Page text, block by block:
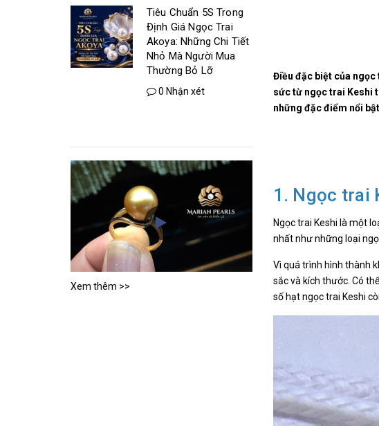
Điều đặc biệt của ngọc
sức từ ngọc trai Keshi
những đặc điểm nổi
1. Ngọc trai
Ngọc trai Keshi là một
nhất như những loại
Vì quá trình hình thành
sắc và kích thước. Có
số hạt ngọc trai Keshi
Tiêu Chuẩn 5S Trong
Định Giá Ngọc Trai
Akoya: Những Chi Tiết
Nhỏ Mà Người Mua
Thường Bỏ Lỡ
0 Nhận xét
Xem thêm >>